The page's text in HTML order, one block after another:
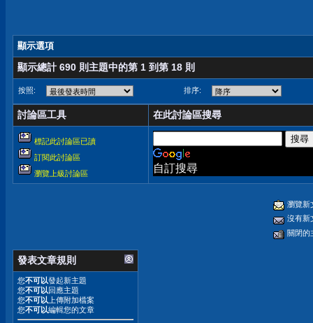
顯示選項
顯示總計 690 則主題中的第 1 到第 18 則
按照: 排序:
討論區工具 在此討論區搜尋
標記此討論區已讀
訂閱此討論區
瀏覽上級討論區
自訂搜尋
瀏覽新
沒有新
關閉的
發表文章規則
您不可以發起新主題
您不可以回應主題
您不可以 上傳附加檔案
您不可以編輯您的文章